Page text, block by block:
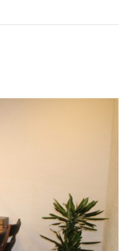
納品事例（店